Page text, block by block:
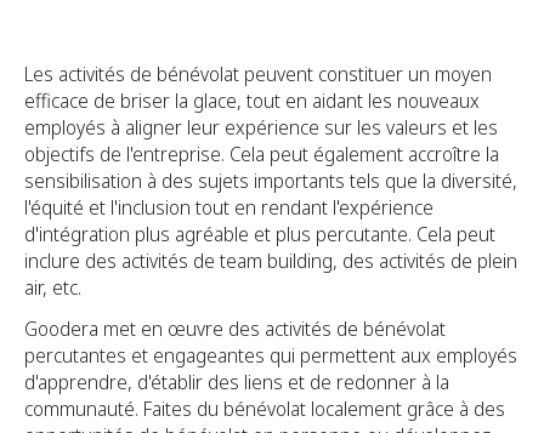
Les activités de bénévolat peuvent constituer un moyen
efficace de briser la glace, tout en aidant les nouveaux
employés à aligner leur expérience sur les valeurs et les
objectifs de l'entreprise. Cela peut également accroître la
sensibilisation à des sujets importants tels que la diversité,
l'équité et l'inclusion tout en rendant l'expérience
d'intégration plus agréable et plus percutante. Cela peut
inclure des activités de team building, des activités de plein
air, etc.
Goodera met en œuvre des activités de bénévolat
percutantes et engageantes qui permettent aux employés
d'apprendre, d'établir des liens et de redonner à la
communauté. Faites du bénévolat localement grâce à des